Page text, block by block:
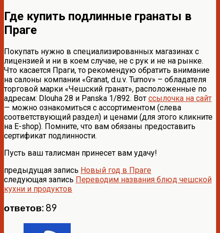
Где купить подлинные гранаты в
Праге
Покупать нужно в специализированных магазинах с
лицензией и ни в коем случае, не с рук и не на рынке.
Что касается Праги, то рекомендую обратить внимание
на салоны компании «Granat, d.u.v. Turnov» – обладателя
торговой марки «Чешский гранат», расположенные по
адресам: Dlouha 28 и Panska 1/892. Вот ссылочка на сайт
— можно ознакомиться с ассортиментом (слева
соответствующий раздел) и ценами (для этого кликните
на E-shop). Помните, что вам обязаны предоставить
сертификат подлинности.
Пусть ваш талисман принесет вам удачу!
предыдущая запись Новый год в Праге
следующая запись Переводим названия блюд чешской
кухни и продуктов
ответов: 89